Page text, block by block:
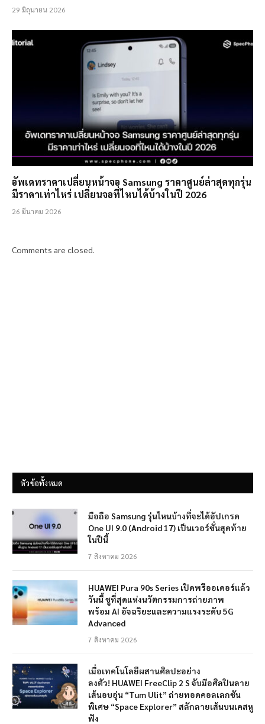
29 มิถุนายน 2026
อัพเดทราคาเปลี่ยนหน้าจอ Samsung ราคาศูนย์ล่าสุดทุกรุ่น
มีราคาเท่าไหร่ เปลี่ยนจอที่ไหนได้บ้างในปี 2026
26 มีนาคม 2026
Comments are closed.
หัวข้อทั้งหมด
มือถือ Samsung รุ่นไหนบ้างที่จะได้อัปเกรด
One UI 9.0 (Android 17) เป็นเวอร์ชั่นสุดท้าย
ในปีนี้
7 สิงหาคม 2026
HUAWEI Pura 90s Series เปิดพรีออเดอร์แล้ว
วันนี้ ชูที่สุดแห่งนวัตกรรมการถ่ายภาพ
พร้อม AI อัจฉริยะและความแรงระดับ 5G
Advanced
7 สิงหาคม 2026
เมื่อเทคโนโลยีผสานศิลปะอย่าง
ลงตัว! HUAWEI FreeClip 2 S จับมือศิลปินลาย
เส้นอบอุ่น “Tum Ulit” ถ่ายทอดคอลเลกชัน
พิเศษ “Space Explorer” สลักลายเส้นบนเคสหู
ฟัง